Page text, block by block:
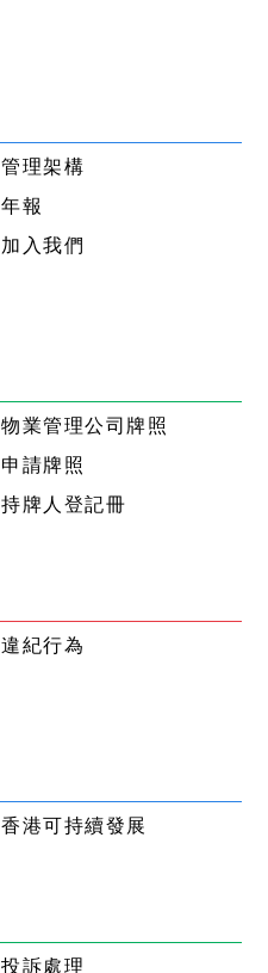
管理架構
年報
加入我們
物業管理公司牌照
申請牌照
持牌人登記冊
違紀行為
香港可持續發展
投訴處理